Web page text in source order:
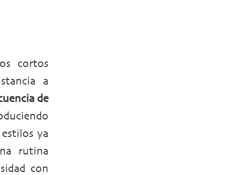
cortos
a
de
ya
rutina
con